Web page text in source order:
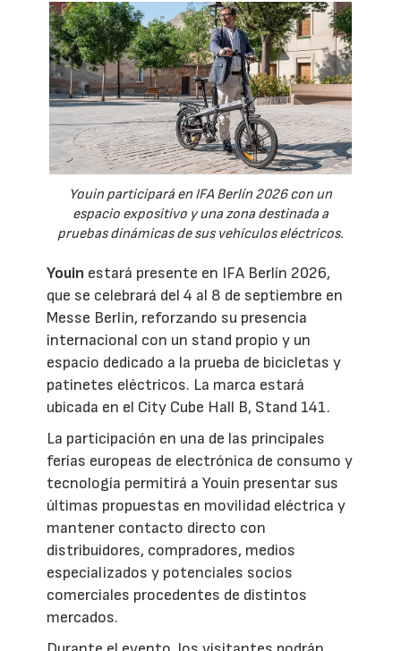
Youin participará en IFA Berlín 2026 con un
espacio expositivo y una zona destinada a
pruebas dinámicas de sus vehículos eléctricos.
Youin estará presente en IFA Berlín 2026,
que se celebrará del 4 al 8 de septiembre en
Messe Berlin, reforzando su presencia
internacional con un stand propio y un
espacio dedicado a la prueba de bicicletas y
patinetes eléctricos. La marca estará
ubicada en el City Cube Hall B, Stand 141.
La participación en una de las principales
ferias europeas de electrónica de consumo y
tecnología permitirá a Youin presentar sus
últimas propuestas en movilidad eléctrica y
mantener contacto directo con
distribuidores, compradores, medios
especializados y potenciales socios
comerciales procedentes de distintos
mercados.